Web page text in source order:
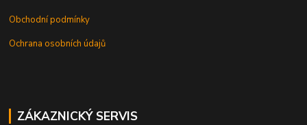
Obchodní podmínky
Ochrana osobních údajů
ZÁKAZNICKÝ SERVIS